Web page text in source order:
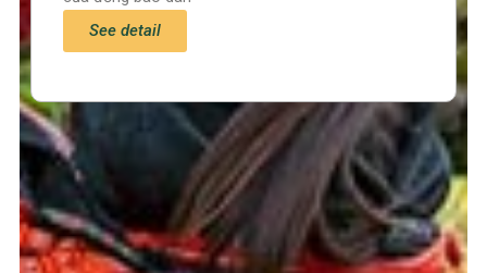
Trang chủ
Tin tức – Sự kiện
Chính sách
See detail